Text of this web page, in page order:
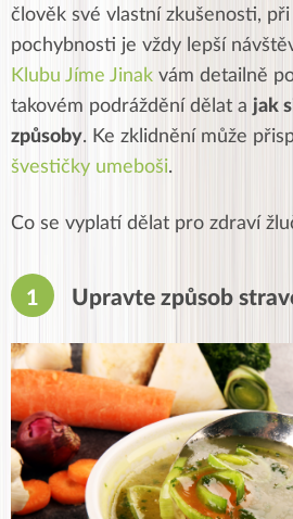
člověk své vlastní zkušenosti, při
pochybnosti je vždy lepší
Klubu Jíme Jinak vám detailně
takovém podráždění dělat a jak
způsoby. Ke zklidnění může
švestičky umeboši.
Co se vyplatí dělat pro zdraví
Upravte způsob